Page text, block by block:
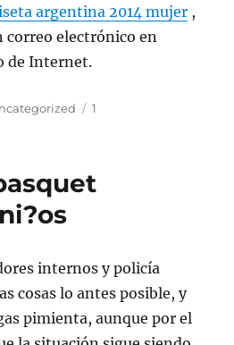
argentina 2014 mujer ,
correo electrónico en
de Internet.
Etiquetas
1
internos y policía
cosas lo antes posible, y
pimienta, aunque por el